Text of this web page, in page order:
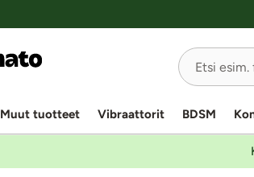
Muut tuotteet Vibraattorit BDSM